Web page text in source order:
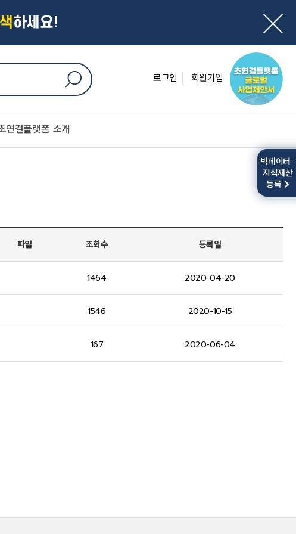
하세요!
로그인 회원가입
연결플랫폼 소개
빅데이터 ·
지식재산
등록
파일 조회수 등록일
1464 2020-04-20
1546 2020-10-15
167 2020-06-04